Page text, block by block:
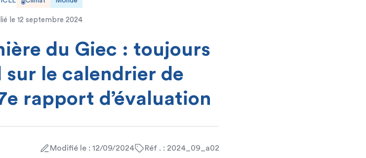
le 12 septembre 2024
du Giec : toujours
sur le calendrier de
rapport d’évaluation
Modifié le : 12/09/2024 Réf . : 2024_09_a02